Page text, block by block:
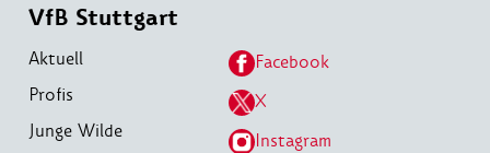
VfB Stuttgart
Aktuell
Profis
Junge Wilde
Facebook
X
Instagram